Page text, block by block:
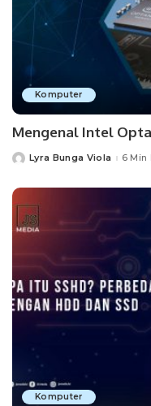
Komputer
Mengenal Intel
PostedLyra Bunga Viola 6 Min
Komputer